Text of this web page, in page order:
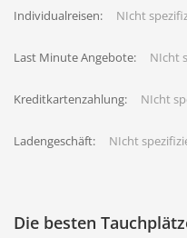
Individualreisen: NIcht
Last Minute Angebote: NIcht
Kreditkartenzahlung: NIcht
Ladengeschäft: NIcht
Die besten